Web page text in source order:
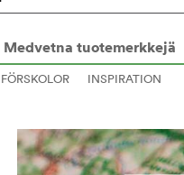
Medvetna tuotemerkkejä
INSPIRATION